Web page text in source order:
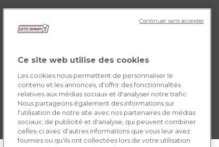
POLICY FR-CA
Cookie
Ce site web utilise des cookies
Les cookies nous permettent de personnaliser le
contenu et les annonces, d'offrir des fonctionnalités
relatives aux médias sociaux et d'analyser notre trafic.
Nous partageons également des informations sur
l'utilisation de notre site avec nos partenaires de médias
sociaux, de publicité et d'analyse, qui peuvent combiner
celles-ci avec d'autres informations que vous leur avez
fournies ou qu'ils ont collectées lors de votre utilisation
Continuer sans accepter